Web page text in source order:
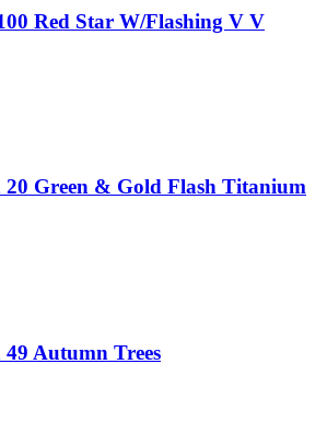
Red Star W/Flashing V V
20 Green & Gold Flash Titanium
Autumn Trees